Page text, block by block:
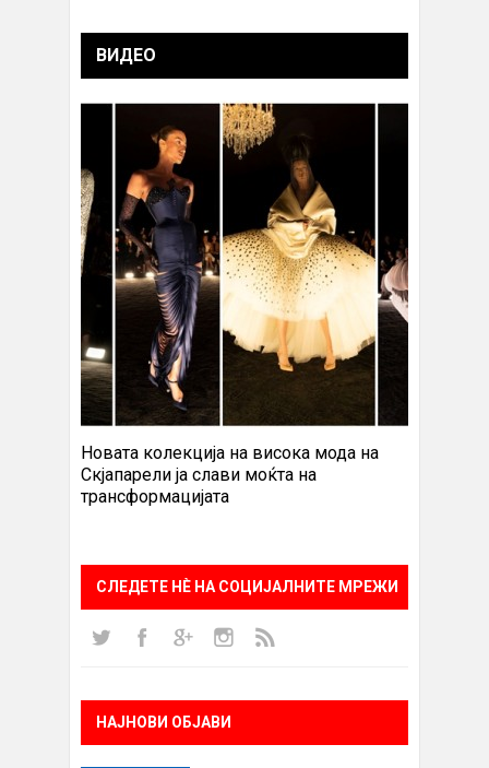
ВИДЕО
Новата колекција на висока мода на
Скјапарели ја слави моќта на
трансформацијата
СЛЕДЕТЕ НÈ НА СОЦИЈАЛНИТЕ МРЕЖИ
НАЈНОВИ ОБЈАВИ